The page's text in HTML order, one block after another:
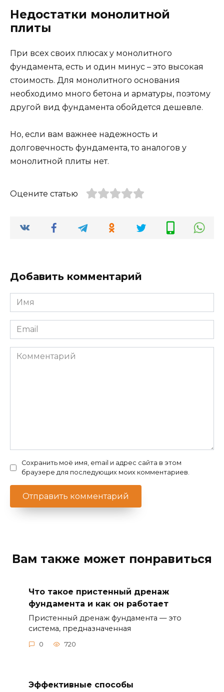
Недостатки монолитной
плиты
При всех своих плюсах у монолитного
фундамента, есть и один минус – это высокая
стоимость. Для монолитного основания
необходимо много бетона и арматуры, поэтому
другой вид фундамента обойдется дешевле.
Но, если вам важнее надежность и
долговечность фундамента, то аналогов у
монолитной плиты нет.
Оцените статью
Добавить комментарий
Имя
*
Email
*
Комментарий
Сохранить моё имя, email и адрес сайта в этом
браузере для последующих моих комментариев.
Вам также может понравиться
Что такое пристенный дренаж
фундамента и как он работает
Пристенный дренаж фундамента — это
система, предназначенная
0 720
Эффективные способы